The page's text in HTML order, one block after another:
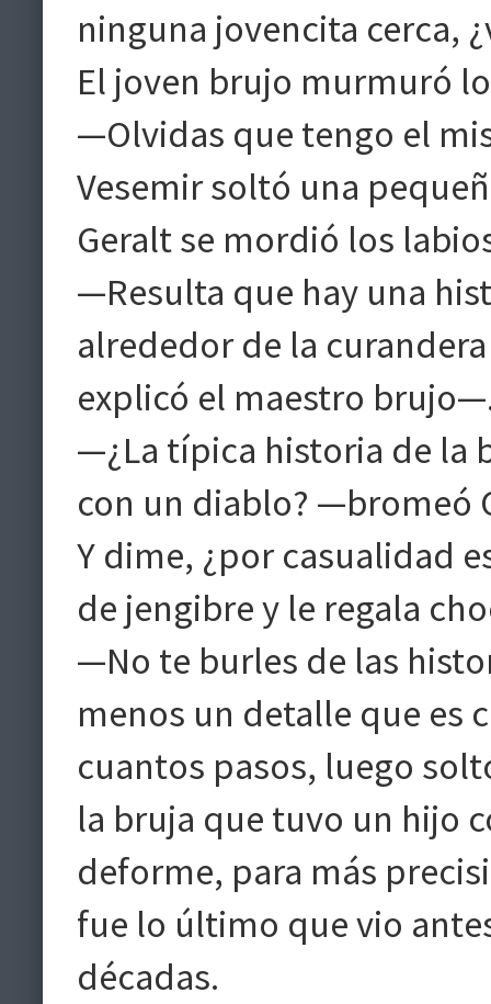
ninguna jovencita cerca,
El joven brujo murmuró
—Olvidas que tengo el
Vesemir soltó una
Geralt se mordió los
—Resulta que hay una
alrededor de la
explicó el maestro
—¿La típica historia de la
con un diablo? —bromeó
Y dime, ¿por casualidad
de jengibre y le regala
—No te burles de las
menos un detalle que es
cuantos pasos, luego
la bruja que tuvo un hijo
deforme, para más
fue lo último que vio
décadas.